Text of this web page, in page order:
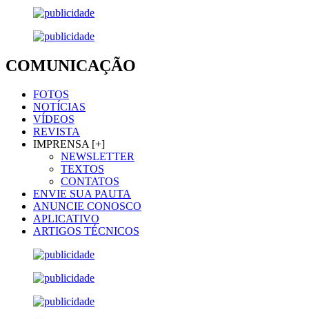
COMUNICAÇÃO
FOTOS
NOTÍCIAS
VÍDEOS
REVISTA
IMPRENSA [+]
NEWSLETTER
TEXTOS
CONTATOS
ENVIE SUA PAUTA
ANUNCIE CONOSCO
APLICATIVO
ARTIGOS TÉCNICOS